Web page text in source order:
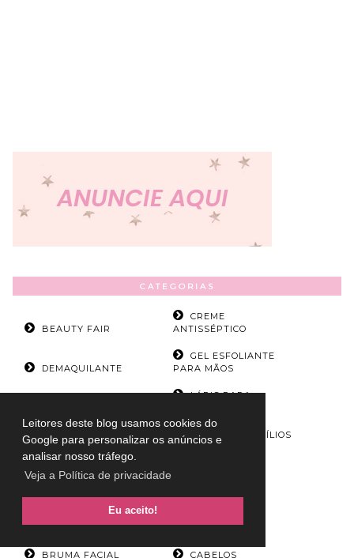
Leitores deste blog usamos cookies do
Google para personalizar os anúncios e
analisar nosso tráfego.
Veja a Política de privacidade
Eu aceito!
CATEGORIAS
BEAUTY FAIR
CREME
ANTISSÉPTICO
DEMAQUILANTE
GEL ESFOLIANTE
PARA MÃOS
LÁPIS PARA
MADONNA MÁSCARA DE CÍLIOS
NETFLIX
BATOM BLUSH
BRUMA FACIAL CABELOS